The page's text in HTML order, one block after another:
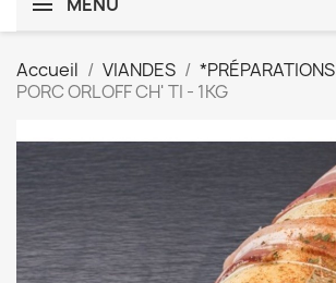
Accueil VIANDES *PRÉPARATIONS
PORC ORLOFF CH' TI - 1KG